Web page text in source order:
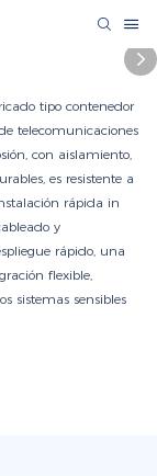
tipo contenedor
telecomunicaciones
con aislamiento,
es resistente a
rápida in
y
rápido, una
flexible,
sistemas sensibles